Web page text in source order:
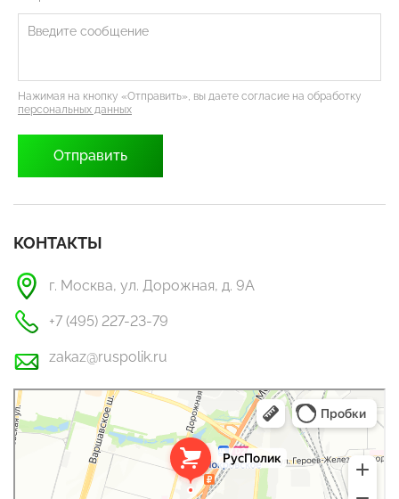
Нажимая на кнопку «Отправить», вы даете согласие на обработку
персональных данных
КОНТАКТЫ
г. Москва, ул. Дорожная, д. 9А
+7 (495) 227-23-79
zakaz@ruspolik.ru
РусПолик
Оргстекло, поликарбонат в Москве
Строительные и отделочные работы в Москве